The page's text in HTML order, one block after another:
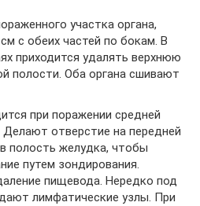
участка органа,
с обеих частей по бокам. В
приходится удалять верхнюю
полости. Оба органа сшивают
при поражении средней
отверстие на передней
полость желудка, чтобы
путем зондирования.
пищевода. Нередко под
лимфатические узлы. При